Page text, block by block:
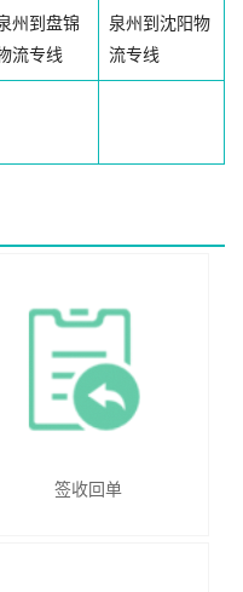
州到盘锦
流专线
泉州到沈阳物
流专线
签收回单